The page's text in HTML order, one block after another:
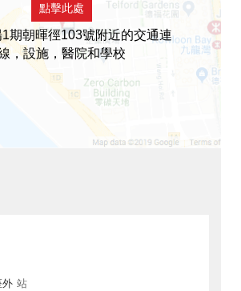
點擊此處
期朝暉徑103號附近的交通連
，設施，醫院和學校
外 站